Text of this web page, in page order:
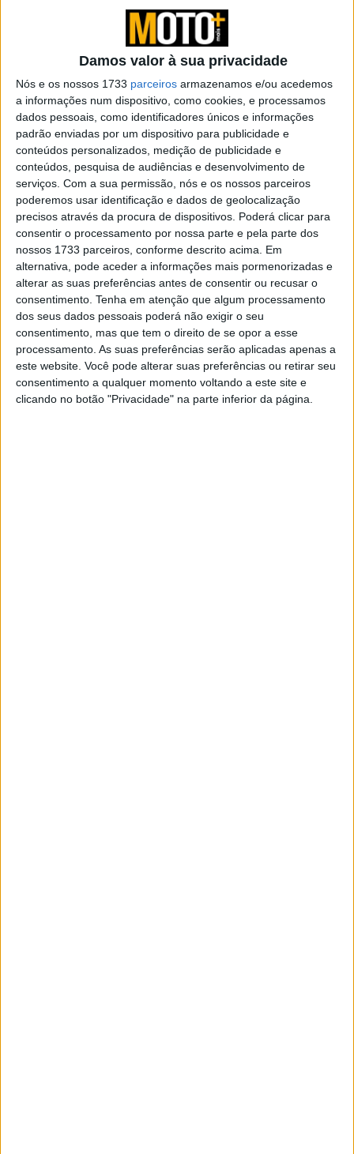
Damos valor à sua privacidade
Nós e os nossos 1733 parceiros armazenamos e/ou acedemos
a informações num dispositivo, como cookies, e processamos
dados pessoais, como identificadores únicos e informações
padrão enviadas por um dispositivo para publicidade e
conteúdos personalizados, medição de publicidade e
conteúdos, pesquisa de audiências e desenvolvimento de
serviços. Com a sua permissão, nós e os nossos parceiros
poderemos usar identificação e dados de geolocalização
precisos através da procura de dispositivos. Poderá clicar para
consentir o processamento por nossa parte e pela parte dos
nossos 1733 parceiros, conforme descrito acima. Em
alternativa, pode aceder a informações mais pormenorizadas e
alterar as suas preferências antes de consentir ou recusar o
consentimento. Tenha em atenção que algum processamento
dos seus dados pessoais poderá não exigir o seu
consentimento, mas que tem o direito de se opor a esse
processamento. As suas preferências serão aplicadas apenas a
este website. Você pode alterar suas preferências ou retirar seu
consentimento a qualquer momento voltando a este site e
clicando no botão "Privacidade" na parte inferior da página.
O novo contrato de Neumeister surge numa altura em
que a KTM, aparentemente, ultrapassou a pior fase da
sua crise financeira, depois de a Bajaj ter concluído a
aquisição dafabricante austríacaem Novembro.
Neumeister assumiu o cargo de CEO da Pierer Mobility
AG e da KTM AG a 23 de janeiro de 2025, substituindo
Stefan Pierer, que desempenhava as funções de co-CEO
desde 1 de setembro de 2024.
Inicialmente, o contrato de Neumeister estender-se-ia